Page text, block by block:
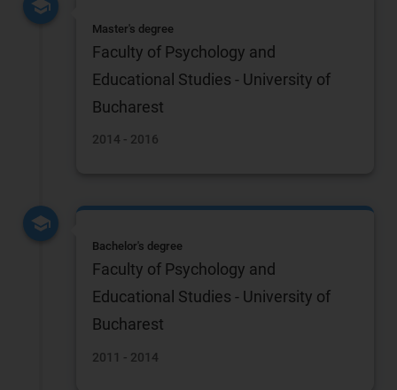
Master's degree
Faculty of Psychology and
Educational Studies - University of
Bucharest
2014 - 2016
Bachelor's degree
Faculty of Psychology and
Educational Studies - University of
Bucharest
2011 - 2014